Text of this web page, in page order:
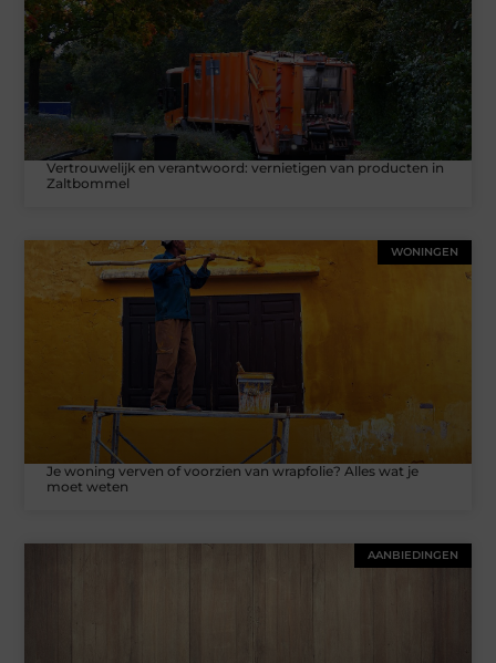
Vertrouwelijk en verantwoord: vernietigen van producten in
Zaltbommel
WONINGEN
Je woning verven of voorzien van wrapfolie? Alles wat je
moet weten
AANBIEDINGEN